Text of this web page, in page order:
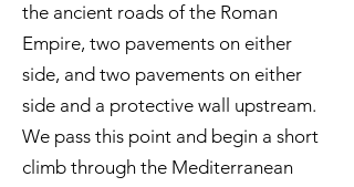
the ancient roads of the Roman
Empire, two pavements on either
side, and two pavements on either
side and a protective wall upstream.
We pass this point and begin a short
climb through the Mediterranean